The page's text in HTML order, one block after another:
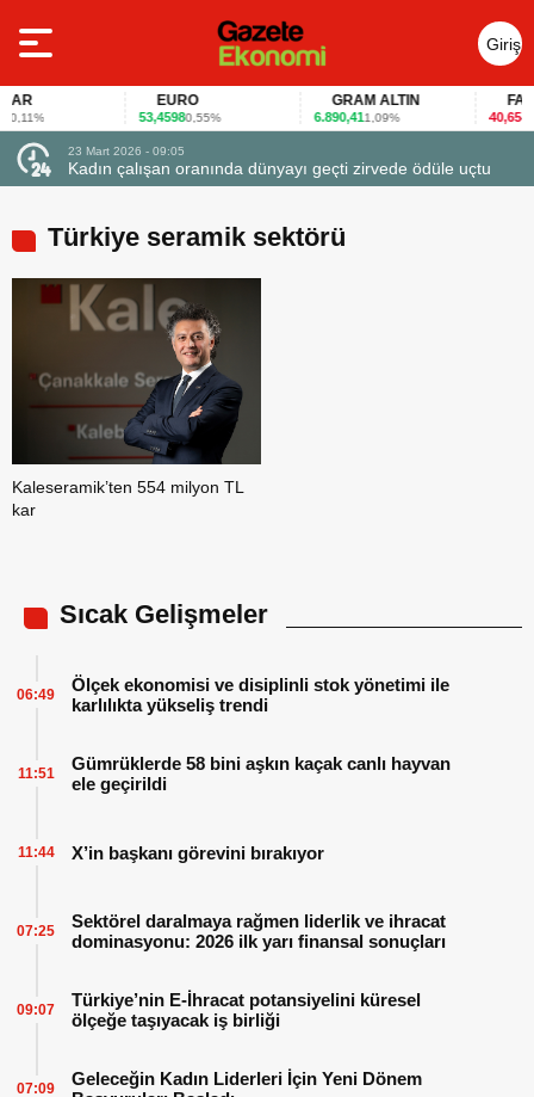
Giriş
Yap
EURO
53,45980,55%
GRAM ALTIN
6.890,411,09%
FAİZ
40,65-
23 Mart 2026 - 09:05
Kadın çalışan oranında dünyayı geçti zirvede ödüle uçtu
Türkiye seramik sektörü
Kaleseramik’ten 554 milyon TL
kar
Sıcak Gelişmeler
Ölçek ekonomisi ve disiplinli stok yönetimi ile
karlılıkta yükseliş trendi
06:49
Gümrüklerde 58 bini aşkın kaçak canlı hayvan
ele geçirildi
11:51
X’in başkanı görevini bırakıyor
11:44
Sektörel daralmaya rağmen liderlik ve ihracat
dominasyonu: 2026 ilk yarı finansal sonuçları
07:25
Türkiye’nin E-İhracat potansiyelini küresel
ölçeğe taşıyacak iş birliği
09:07
Geleceğin Kadın Liderleri İçin Yeni Dönem
07:09